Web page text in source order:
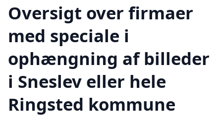
Oversigt over firmaer
med speciale i
ophængning af billeder
i Sneslev eller hele
Ringsted kommune